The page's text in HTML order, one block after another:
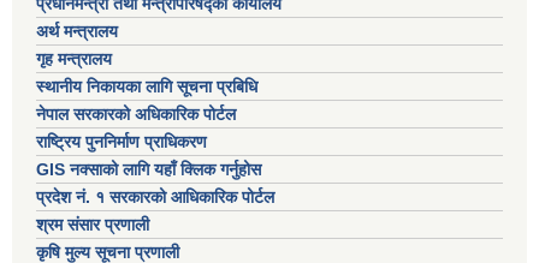
अर्थ मन्त्रालय
गृह मन्त्रालय
स्थानीय निकायका लागि सूचना प्रबिधि
नेपाल सरकारको अधिकारिक पोर्टल
राष्ट्रिय पुननिर्माण प्राधिकरण
GIS नक्साको लागि यहाँ क्लिक गर्नुहोस
प्रदेश नं. १ सरकारको आधिकारिक पोर्टल
श्रम संसार प्रणाली
कृषि मुल्य सूचना प्रणाली